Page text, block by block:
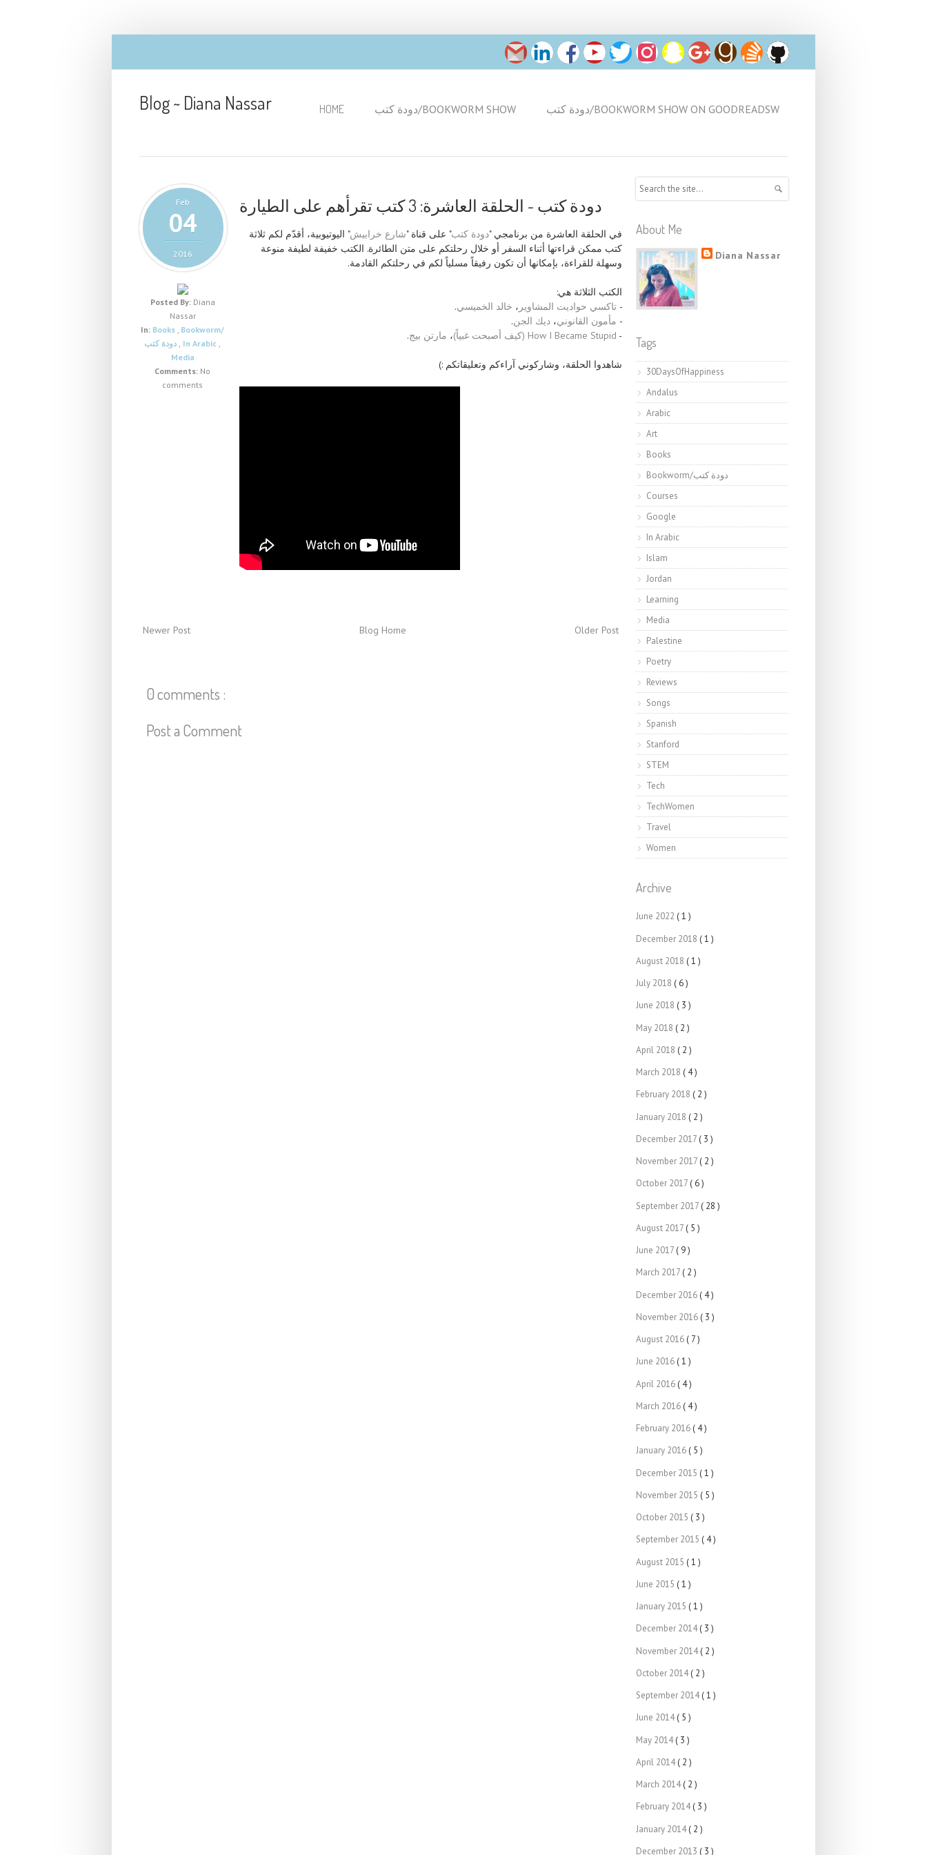
Blog ~ Diana Nassar HOME دودة كتب/BOOKWORM SHOW دودة كتب/BOOKWORM SHOW ON GOODREADSW
Feb
04
2016
Posted By: Diana
Nassar
In: Books Bookworm/
In Arabic
Media
Comments: No
comments
دودة كتب - الحلقة العاشرة: 3 كتب تقرأهم على الطيارة
في الحلقة العاشرة من برنامجي "دودة كتب" على قناة "شارع خرابيش" اليوتيوبية، أقدّم لكم ثلاثة
كتب ممكن قراءتها أثناء السفر أو خلال رحلتكم على متن الطائرة. الكتب خفيفة لطيفة منوعة
وسهلة للقراءة، بإمكانها أن تكون رفيقاً مسلياً لكم في رحلتكم القادمة.
الكتب الثلاثة هي:
- تاكسي حواديت المشاوير ، خالد الخميسي.
- مأمون القانوني، ديك الجن.
- How I Became Stupid (كيف أصبحت غبياً) ، مارتن بيج.
شاهدوا الحلقة، وشاركوني آراءكم وتعليقاتكم :)
Newer Post Older Post
Blog Home
0 comments :
Post a Comment
About Me
Diana Nassar
Tags
30DaysOfHappiness
Andalus
Arabic
Art
Books
Bookworm/دودة كتب
Courses
Google
In Arabic
Islam
Jordan
Learning
Media
Palestine
Poetry
Reviews
Songs
Spanish
Stanford
STEM
Tech
TechWomen
Travel
Women
Archive
June 2022 ( 1 )
December 2018 ( 1 )
August 2018 ( 1 )
July 2018 ( 6 )
June 2018 ( 3 )
May 2018 ( 2 )
April 2018 ( 2 )
March 2018 ( 4 )
February 2018 ( 2 )
January 2018 ( 2 )
December 2017 ( 3 )
November 2017 ( 2 )
October 2017 ( 6 )
September 2017 ( 28 )
August 2017 ( 5 )
June 2017 ( 9 )
March 2017 ( 2 )
December 2016 ( 4 )
November 2016 ( 3 )
August 2016 ( 7 )
June 2016 ( 1 )
April 2016 ( 4 )
March 2016 ( 4 )
February 2016 ( 4 )
January 2016 ( 5 )
December 2015 ( 1 )
November 2015 ( 5 )
October 2015 ( 3 )
September 2015 ( 4 )
August 2015 ( 1 )
June 2015 ( 1 )
January 2015 ( 1 )
December 2014( 3 )
November 2014( 2 )
October 2014( 2 )
September 2014( 1 )
June 2014( 5 )
May 2014( 3 )
April 2014( 2 )
March 2014( 2 )
February 2014( 3 )
January 2014( 2 )
December 2013 ( 3 )